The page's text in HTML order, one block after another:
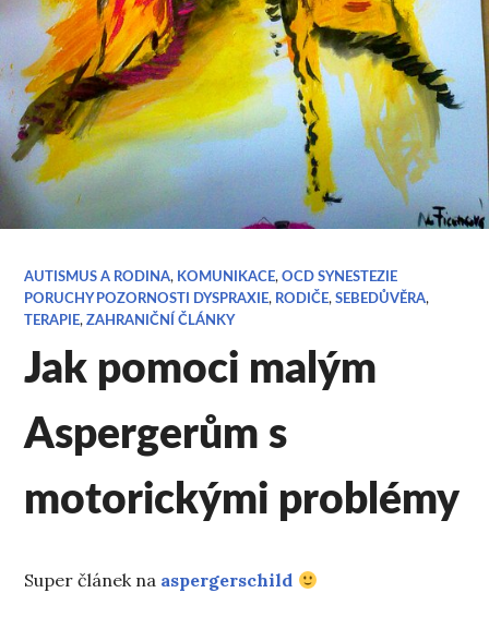
AUTISMUS A RODINA, KOMUNIKACE,OCD SYNESTEZIE
PORUCHY POZORNOSTI DYSPRAXIE, RODIČE,SEBEDŮVĚRA,
TERAPIE,ZAHRANIČNÍ ČLÁNKY
Jak pomoci malým
Aspergerům s
motorickými problémy
Super článek na aspergerschild